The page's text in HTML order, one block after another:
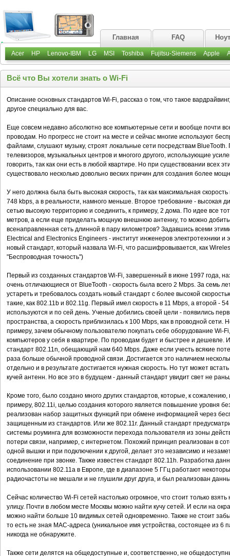
Главная FAQ
Acer HP Lenovo-IBM LG MSI Toshiba Fujitsu-Siemens Apple
Всё что Вы хотели знать о Wi-Fi
Описание основных стандартов Wi-Fi, рассказ о том, что такое
другое специально для вас.
Еще совсем недавно абсолютно все компьютерные сети и вообще почти
проводам. Но прогресс не стоит на месте и сейчас многие используют
файлами, слушают музыку, строят локальные сети посредствам
телевизоров, музыкальных центров и многого другого, использующие
говорить, так как они есть в любой квартире. Но при существовании всех
существовало несколько довольно веских причин для создания более
У него должна была быть высокая скорость, так как максимальная
748 kbps, а в реальности, намного меньше. Второе требование - высокая
сетью высокую территорию и соединить, к примеру, 2 дома. По идее все
метров, а если еще приделать мощную внешнюю антенну, то можно
всенаправленная сеть длинной в пару километров? Задавшись всеми
Electrical and Electronics Engineers - институт инженеров электротехники и
новый стандарт, который назвала Wi-Fi, что расшифровывается, как
"Беспроводная точность")
Первый из созданных стандартов Wi-Fi, завершенный в июне 1997 года,
очень отличающиеся от BlueTooth - скорость была всего 2 Mbps. За семь
устареть и требовалось создать новый стандарт с более высокой
такие, как 802.11b и 802.11g. Первый имел скорость в 11 Mbps, а второй -
используются и по сей день. Ученые добились своей цели - появились
пространства, а скорость приблизилась к 100 Mbps, как в проводной
примеру, зачем обычному пользователю покупать себе оборудование Wi-
компьютеров у себя в квартире. По проводам будет и быстрее и дешевле.
стандарт 802.11n, обещающий нам 640 Mbps. Даже если учесть всякие
раза больше обычной проводной связи. Достигается это наличием
отдельно и в результате достигается нужная скорость. Но тут может
кучей антенн. Но все это в будущем - данный стандарт увидит свет не
Кроме того, было создано много других стандартов, которые, к
примеру, 802.11i, целью создания которого является повышение уровня
реализован набор защитных функций при обмене информацией через
защищенным из стандартов. Или же 802.11r. Данный стандарт
системы роуминга для возможности перехода пользователя из зоны
потери связи, например, с интернетом. Похожий принцип реализован в
одной вышки и при подключении к другой, делает это независимо и
соединение при звонке. Также известен стандарт 802.11h. Разработка
использовании 802.11а в Европе, где в диапазоне 5 ГГц работают
радиочастоты не мешали и не глушили друг друга, и был реализован
Сейчас количество Wi-Fi сетей настолько огромное, что стоит только
улицу. Почти в любом месте Москвы можно найти кучу сетей. И если на
можно найти больше 10 видимых сетей одновременно. Также не стоит
то есть не зная MAC-адреса (уникальное имя устройства, состоящее из 6
никогда не обнаружите.
Также сети делятся на общедоступные и, соответственно, не